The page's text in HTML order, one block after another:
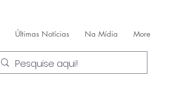
Últimas Notícias Na Mídia More